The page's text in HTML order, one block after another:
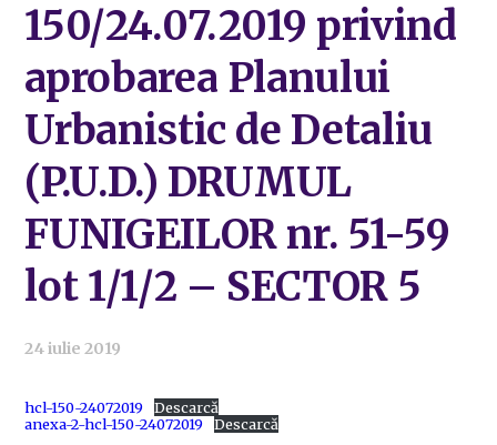
150/24.07.2019 privind
aprobarea Planului
Urbanistic de Detaliu
(P.U.D.) DRUMUL
FUNIGEILOR nr. 51-59
lot 1/1/2 – SECTOR 5
24 iulie 2019
hcl-150-24072019
Descarcă
anexa-2-hcl-150-24072019
Descarcă